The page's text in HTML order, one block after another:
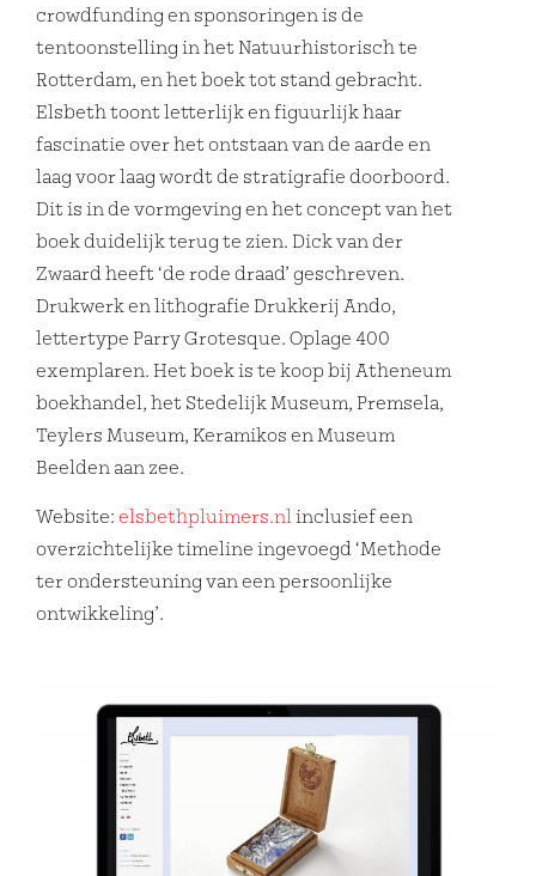
crowdfunding en sponsoringen is de
tentoonstelling in het Natuurhistorisch te
Rotterdam, en het boek tot stand gebracht.
Elsbeth toont letterlijk en figuurlijk haar
fascinatie over het ontstaan van de aarde en
laag voor laag wordt de stratigrafie doorboord.
Dit is in de vormgeving en het concept van het
boek duidelijk terug te zien. Dick van der
Zwaard heeft ‘de rode draad’ geschreven.
Drukwerk en lithografie Drukkerij Ando,
lettertype Parry Grotesque. Oplage 400
exemplaren. Het boek is te koop bij Atheneum
boekhandel, het Stedelijk Museum, Premsela,
Teylers Museum, Keramikos en Museum
Beelden aan zee.
Website: elsbethpluimers.nlinclusief een
overzichtelijke timeline ingevoegd ‘Methode
ter ondersteuning van een persoonlijke
ontwikkeling’.